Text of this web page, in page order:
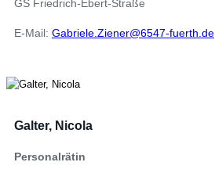
GS Friedrich-Ebert-Straße
E-Mail: Gabriele.Ziener@6547-fuerth.de
Galter, Nicola
Personalrätin